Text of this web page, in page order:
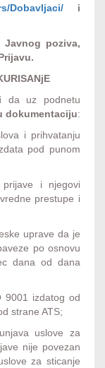
Dobavljaci/ i
poziva,
da uz podnetu
dokumentaciju:
i prihvatanju
pod punom
i njegovi
prestupe i
uprave da je
po osnovu
dana od dana
9001 izdatog od
strane ATS;
uslove za
nije povezan
za sticanje